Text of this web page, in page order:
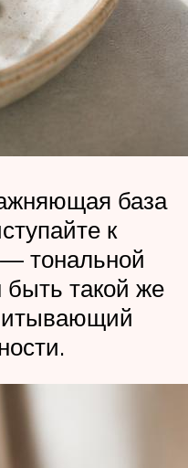
база
к
тональной
такой же